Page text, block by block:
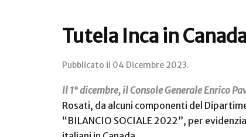
Tutela Inca in
Pubblicato il 04 Dicembre 2023.
Il 1° dicembre, il Console Generale Enrico
Rosati, da alcuni componenti del
“BILANCIO SOCIALE 2022”, per